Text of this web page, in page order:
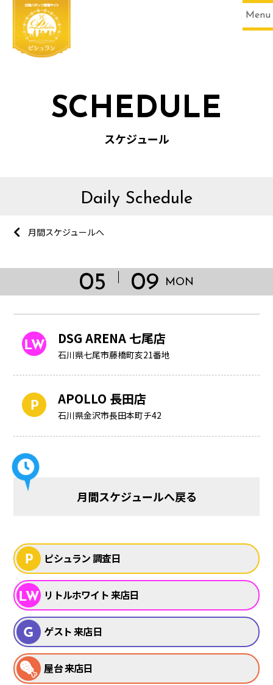
Menu
SCHEDULE
スケジュール
Daily Schedule
月間スケジュールへ
05 09 MON
DSG ARENA 七尾店
石川県七尾市藤橋町亥21番地
APOLLO 長田店
石川県金沢市長田本町チ42
月間スケジュールへ戻る
ピシュラン 調査日
リトルホワイト 来店日
ゲスト 来店日
屋台 来店日